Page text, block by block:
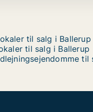
til salg i Ballerup
til salg i Ballerup
til